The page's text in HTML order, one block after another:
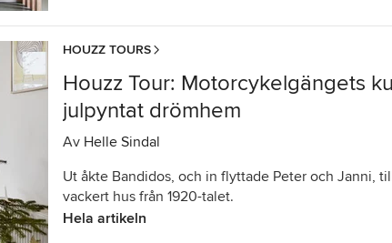
HOUZZ TOURS
Houzz Tour: Motorcykelgängets
julpyntat drömhem
Av Helle Sindal
Ut åkte Bandidos, och in flyttade Peter och Janni,
vackert hus från 1920-talet.
Hela artikeln